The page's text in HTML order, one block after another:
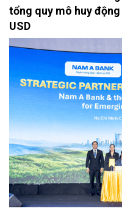
tổng quy mô huy
USD